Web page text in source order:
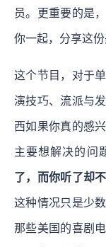
员。更重要的是
你一起，分享这份
这个节目，对于
演技巧、流派与
西如果你真的感
主要想解决的
了，而你听了却
这种情况只是少
那些美国的喜剧